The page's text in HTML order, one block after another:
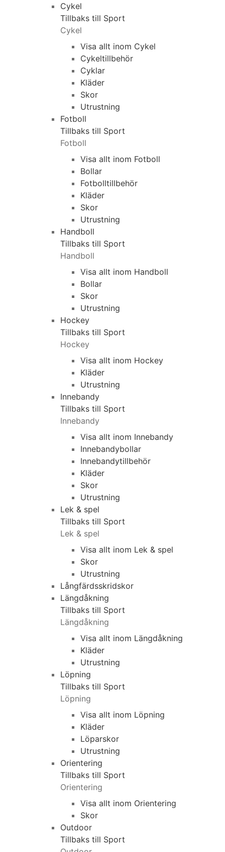
Cykel
Tillbaks till Sport
Cykel
Visa allt inom Cykel
Cykeltillbehör
Cyklar
Kläder
Skor
Utrustning
Fotboll
Tillbaks till Sport
Fotboll
Visa allt inom Fotboll
Bollar
Fotbolltillbehör
Kläder
Skor
Utrustning
Handboll
Tillbaks till Sport
Handboll
Visa allt inom Handboll
Bollar
Skor
Utrustning
Hockey
Tillbaks till Sport
Hockey
Visa allt inom Hockey
Kläder
Utrustning
Innebandy
Tillbaks till Sport
Innebandy
Visa allt inom Innebandy
Innebandybollar
Innebandytillbehör
Kläder
Skor
Utrustning
Lek & spel
Tillbaks till Sport
Lek & spel
Visa allt inom Lek & spel
Skor
Utrustning
Långfärdsskridskor
Längdåkning
Tillbaks till Sport
Längdåkning
Visa allt inom Längdåkning
Kläder
Utrustning
Löpning
Tillbaks till Sport
Löpning
Visa allt inom Löpning
Kläder
Löparskor
Utrustning
Orientering
Tillbaks till Sport
Orientering
Visa allt inom Orientering
Skor
Outdoor
Tillbaks till Sport